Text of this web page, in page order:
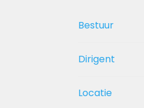
Bestuur
Dirigent
Locatie